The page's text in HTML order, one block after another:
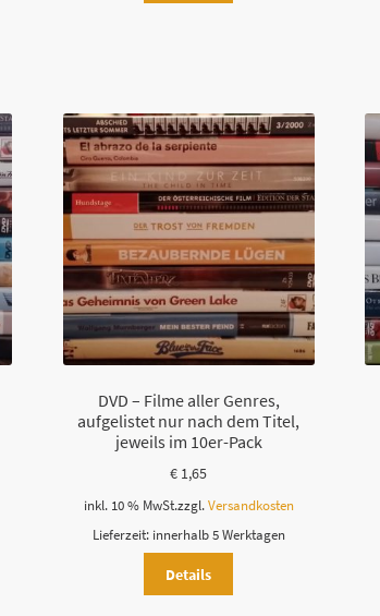
DVD – Filme aller Genres,
aufgelistet nur nach dem Titel,
jeweils im 10er-Pack
€ 1,65
inkl. 10 % MwSt.zzgl. Versandkosten
Lieferzeit: innerhalb 5 Werktagen
Details